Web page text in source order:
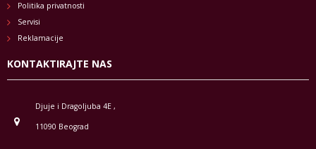
Politika privatnosti
Servisi
Reklamacije
KONTAKTIRAJTE NAS
Djuje i Dragoljuba 4E ,
11090 Beograd